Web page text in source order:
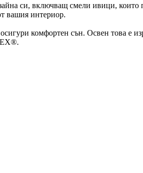
си, включващ смели ивици, които
вашия интериор.
комфортен сън. Освен това е